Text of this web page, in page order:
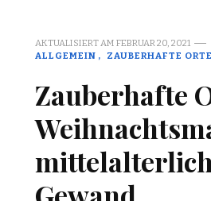
AKTUALISIERT AM FEBRUAR 20, 2021
ALLGEMEIN
ZAUBERHAFTE ORTE
Zauberhafte